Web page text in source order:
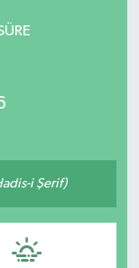
i Şerif)